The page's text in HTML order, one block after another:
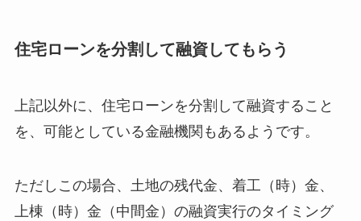
住宅ローンを分割して融資してもらう
上記以外に、住宅ローンを分割して融資すること
を、可能としている金融機関もあるようです。
ただしこの場合、土地の残代金、着工（時）金、
上棟（時）金（中間金）の融資実行のタイミング